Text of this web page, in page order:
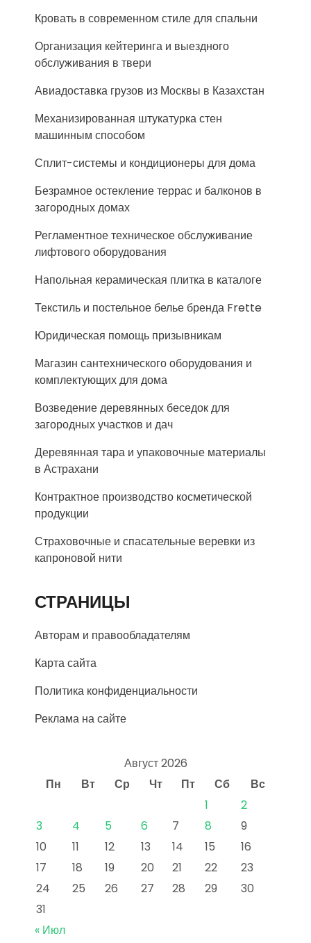
Кровать в современном стиле для спальни
Организация кейтеринга и выездного
обслуживания в твери
Авиадоставка грузов из Москвы в Казахстан
Механизированная штукатурка стен
машинным способом
Сплит-системы и кондиционеры для дома
Безрамное остекление террас и балконов в
загородных домах
Регламентное техническое обслуживание
лифтового оборудования
Напольная керамическая плитка в каталоге
Текстиль и постельное белье бренда Frette
Юридическая помощь призывникам
Магазин сантехнического оборудования и
комплектующих для дома
Возведение деревянных беседок для
загородных участков и дач
Деревянная тара и упаковочные материалы
в Астрахани
Контрактное производство косметической
продукции
Страховочные и спасательные веревки из
капроновой нити
СТРАНИЦЫ
Авторам и правообладателям
Карта сайта
Политика конфиденциальности
Реклама на сайте
Август 2026
Пн
Вт Ср Чт Пт Сб
Вс
1
2
3
4 5 6 7 8
9
10
11 12 13 14 15
16
17
18 19 20 21 22
23
24
25 26 27 28 29
30
31
« Июл